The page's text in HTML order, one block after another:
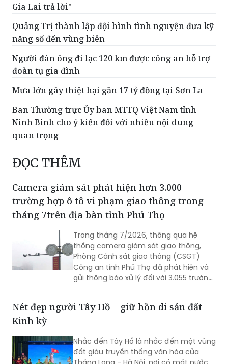
Gia Lai trả lời"
Quảng Trị thành lập đội hình tình nguyện đưa kỹ
năng số đến vùng biên
Người đàn ông đi lạc 120 km được công an hỗ trợ
đoàn tụ gia đình
Mưa lớn gây thiệt hại gần 17 tỷ đồng tại Sơn La
Ban Thường trực Ủy ban MTTQ Việt Nam tỉnh
Ninh Bình cho ý kiến đối với nhiều nội dung
quan trọng
ĐỌC THÊM
Camera giám sát phát hiện hơn 3.000
trường hợp ô tô vi phạm giao thông trong
tháng 7trên địa bàn tỉnh Phú Thọ
Trong tháng 7/2026, thông qua hệ
thống camera giám sát giao thông,
Phòng Cảnh sát giao thông (CSGT)
Công an tỉnh Phú Thọ đã phát hiện và
gửi thông báo xử lý đối với 3.055 trường
biến tập trung vào hành vi chạy quá
Nét đẹp người Tây Hồ – giữ hồn di sản đất
Kinh kỳ
Nhắc đến Tây Hồ là nhắc đến một vùng
đất giàu truyền thống văn hóa của